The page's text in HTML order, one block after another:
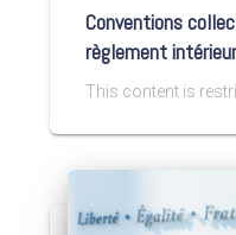
Conventions
règlement intérieur
This content is